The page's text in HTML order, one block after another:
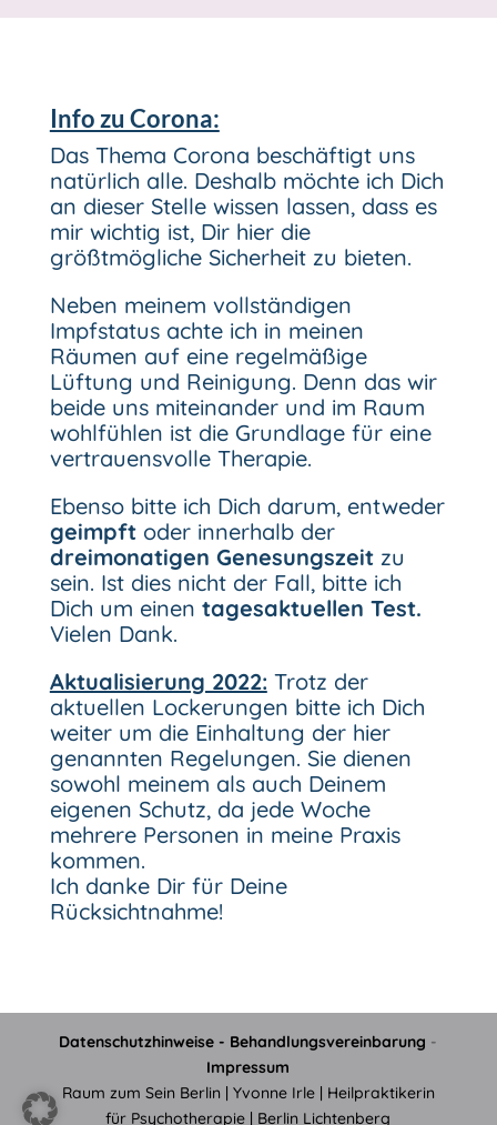
Info zu Corona:
Das Thema Corona beschäftigt uns
natürlich alle. Deshalb möchte ich Dich
an dieser Stelle wissen lassen, dass es
mir wichtig ist, Dir hier die
größtmögliche Sicherheit zu bieten.
Neben meinem vollständigen
Impfstatus achte ich in meinen
Räumen auf eine regelmäßige
Lüftung und Reinigung. Denn das wir
beide uns miteinander und im Raum
wohlfühlen ist die Grundlage für eine
vertrauensvolle Therapie.
Ebenso bitte ich Dich darum, entweder
geimpftoder innerhalb der
dreimonatigen Genesungszeitzu
sein. Ist dies nicht der Fall, bitte ich
Dich um einen tagesaktuellen Test.
Vielen Dank.
Aktualisierung 2022: Trotz der
aktuellen Lockerungen bitte ich Dich
weiter um die Einhaltung der hier
genannten Regelungen. Sie dienen
sowohl meinem als auch Deinem
eigenen Schutz, da jede Woche
mehrere Personen in meine Praxis
kommen.
Ich danke Dir für Deine
Rücksichtnahme!
Datenschutzhinweise - Behandlungsvereinbarung -
Impressum
Raum zum Sein Berlin | Yvonne Irle | Heilpraktikerin
für Psychotherapie | Berlin Lichtenberg